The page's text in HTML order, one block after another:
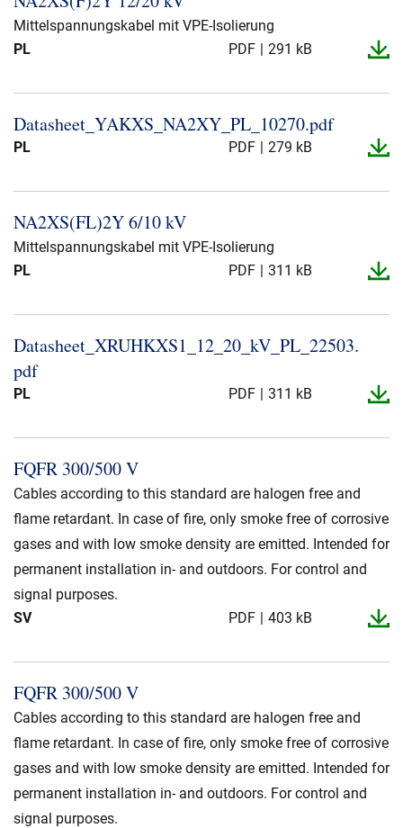
Mittelspannungskabel mit VPE-Isolierung
PL
PDF 291 kB
Datasheet_​YAKXS_​NA2XY_​PL_​10270.​pdf
PL PDF 279 kB
NA2XS(FL)2Y 6/10 kV
Mittelspannungskabel mit VPE-Isolierung
PL
PDF 311 kB
Datasheet_​XRUHKXS1_​12_​20_​kV_​PL_​22503.​
pdf
PL PDF 311 kB
FQFR 300/500 V
Cables according to this standard are halogen free and
flame retardant. In case of fire, only smoke free of corrosive
gases and with low smoke density are emitted. Intended for
permanent installation in- and outdoors. For control and
signal purposes.
SV
PDF 403 kB
FQFR 300/500 V
Cables according to this standard are halogen free and
flame retardant. In case of fire, only smoke free of corrosive
gases and with low smoke density are emitted. Intended for
permanent installation in- and outdoors. For control and
signal purposes.